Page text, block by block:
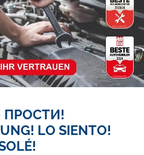
ПРОСТИ!
LO SIENTO!